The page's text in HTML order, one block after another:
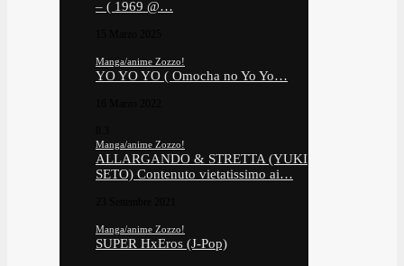
– ( 1969 @…
Manga/anime Zozzo!
YO YO YO ( Omocha no Yo Yo…
Manga/anime Zozzo!
ALLARGANDO & STRETTA (YUKI
SETO) Contenuto vietatissimo ai…
Manga/anime Zozzo!
SUPER HxEros (J-Pop)